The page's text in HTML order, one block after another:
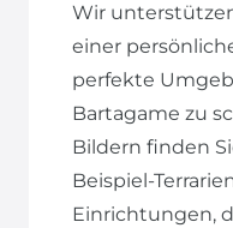
Wir
einer
perfekte
Bartagame zu
Bildern finden
Beispiel-
Einrichtungen,